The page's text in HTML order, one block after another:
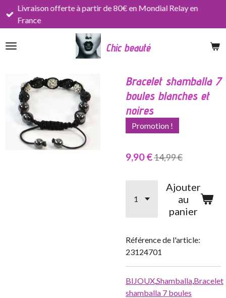
Passer
principal
Chic beauté
Livraison offerte à partir de 80€ en Mondial Relay en
France
Bracelet shamballa 7
boules blanches et
noires
Promotion !
9,90 €14,99 €
Ajouter
au
panier
Référence de l'article:
23124701
BIJOUX,Shamballa,Bracelet
shamballa 7 boules